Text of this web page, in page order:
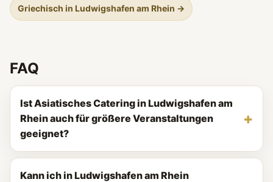
Griechisch in Ludwigshafen am Rhein →
FAQ
Ist Asiatisches Catering in Ludwigshafen am
Rhein auch für größere Veranstaltungen
geeignet?
Kann ich in Ludwigshafen am Rhein